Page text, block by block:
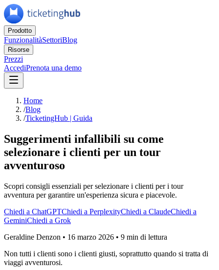
Prodotto
FunzionalitàSettoriBlog
Risorse
Prezzi
AccediPrenota una demo
Home
/Blog
/TicketingHub | Guida
Suggerimenti infallibili su come
selezionare i clienti per un tour
avventuroso
Scopri consigli essenziali per selezionare i clienti per i tour
avventura per garantire un'esperienza sicura e piacevole.
Chiedi a ChatGPTChiedi a PerplexityChiedi a ClaudeChiedi a
GeminiChiedi a Grok
Geraldine Denzon • 16 marzo 2026 • 9 min di lettura
Non tutti i clienti sono i clienti giusti, soprattutto quando si tratta di
viaggi avventurosi.